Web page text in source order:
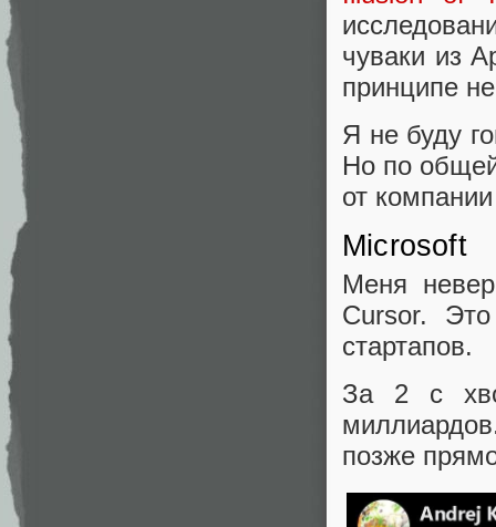
чуваки из
принципе
Я не буду
Но по
от
Microsoft
Меня
Cursor.
стартапов.
За 2 с
позже